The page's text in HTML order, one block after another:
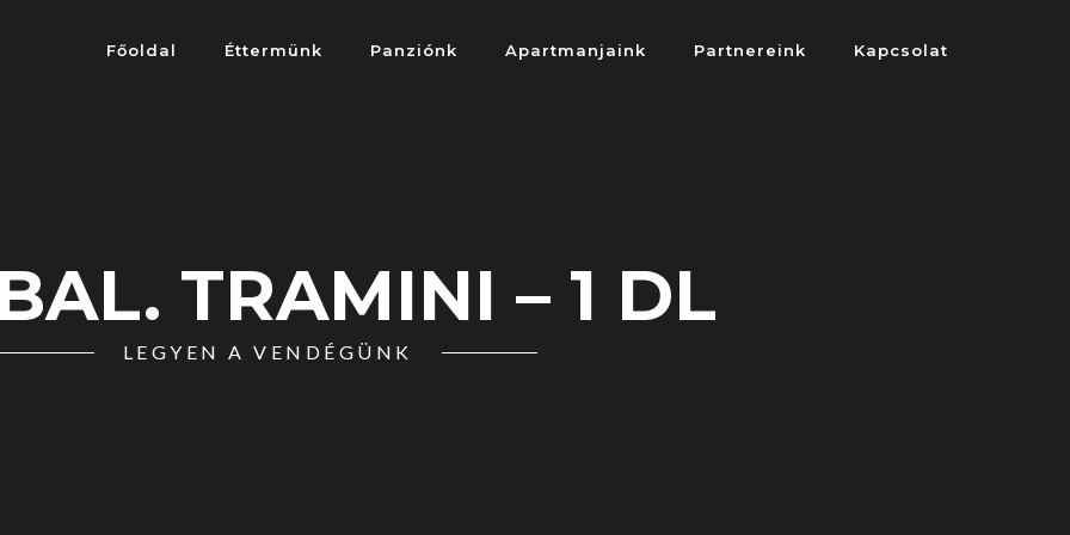
Főoldal Éttermünk Panziónk Apartmanjaink Partnereink Kapcsolat
TRAMINI – 1 DL
LEGYEN A VENDÉGÜNK